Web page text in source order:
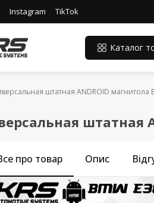
Instagram TikTok
Каталог
штатная ANDROID магнитола
штатная
про товар Опис